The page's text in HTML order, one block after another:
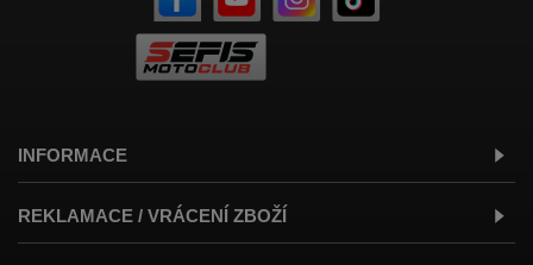
INFORMACE
REKLAMACE / VRÁCENÍ ZBOŽÍ